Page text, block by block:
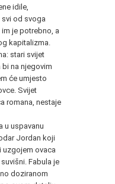
idile,
od svoga
je potrebno, a
kapitalizma.
stari svijet
na njegovim
će umjesto
Svijet
romana, nestaje
u uspavanu
Jordan koji
uzgojem ovaca
Fabula je
doziranom